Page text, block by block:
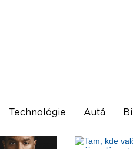
Technológie Autá